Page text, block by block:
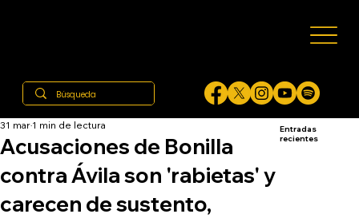
Acusaciones de Bonilla
contra Ávila son 'rabietas' y
carecen de sustento,
31 mar 1 min de lectura
Entradas
recientes